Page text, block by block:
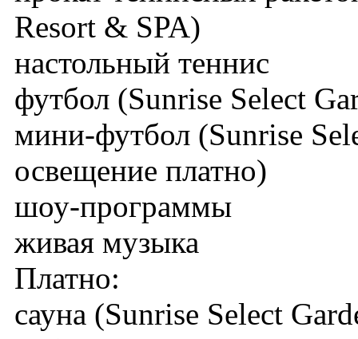
Resort & SPA)
настольный теннис
футбол (Sunrise Select
мини-футбол (Sunrise
освещение платно)
шоу-программы
живая музыка
Платно:
сауна (Sunrise Select